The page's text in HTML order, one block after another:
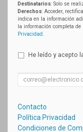
Destinatarios: Solo se
Derechos: Acceder,
indica en la información
la información completa de
Privacidad
He leído y acepto
Contacto
Política Privacidad
Condiciones de